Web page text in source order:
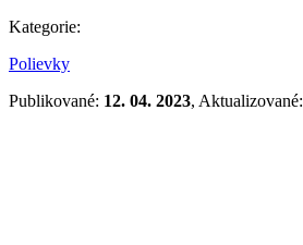
Kategorie:
Polievky
Publikované: 12. 04. 2023, Aktualizované: